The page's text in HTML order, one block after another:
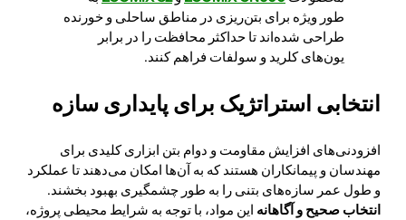
طور ویژه برای بتن‌ریزی در مناطق ساحلی و خورنده
طراحی شده‌اند تا حداکثر محافظت را در برابر
یون‌های کلرید و سولفات فراهم کنند.
انتخابی استراتژیک برای پایداری سازه
افزودنی‌های افزایش مقاومت و دوام بتن ابزاری کلیدی برای
مهندسان و پیمانکاران هستند که به آن‌ها امکان می‌دهند تا عملکرد
و طول عمر سازه‌های بتنی را به طور چشمگیری بهبود بخشند.
انتخاب صحیح و آگاهانه این مواد، با توجه به شرایط محیطی پروژه،